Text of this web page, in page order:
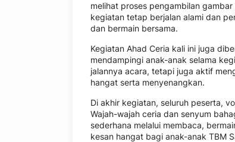
melihat proses pengambilan
kegiatan tetap berjalan alami dan
dan bermain bersama.
Kegiatan Ahad Ceria kali ini juga
mendampingi anak-anak selama
jalannya acara, tetapi juga aktif
hangat serta menyenangkan.
Di akhir kegiatan, seluruh peserta,
Wajah-wajah ceria dan senyum
sederhana melalui membaca,
kesan hangat bagi anak-anak TBM